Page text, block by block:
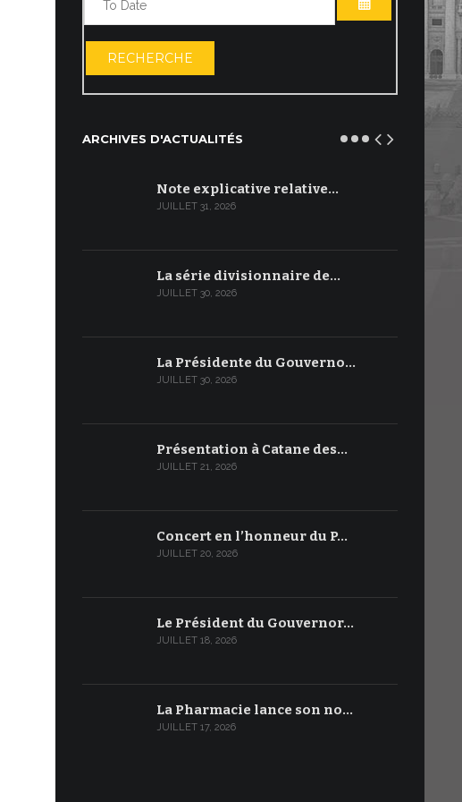
OUVRIR LE
RECHERCHE
ARCHIVES D'ACTUALITÉS
Note explicative relative…
JUILLET 31, 2026
La série divisionnaire de…
JUILLET 30, 2026
La Présidente du Gouverno…
JUILLET 30, 2026
Présentation à Catane des…
JUILLET 21, 2026
Concert en l’honneur du P…
JUILLET 20, 2026
Le Président du Gouvernor…
JUILLET 18, 2026
La Pharmacie lance son no…
JUILLET 17, 2026